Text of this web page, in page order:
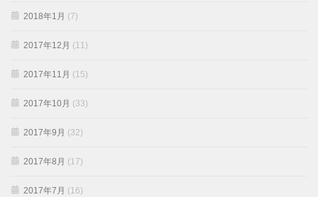
2018年1月 (7)
2017年12月 (11)
2017年11月 (15)
2017年10月 (33)
2017年9月 (32)
2017年8月 (17)
2017年7月 (16)